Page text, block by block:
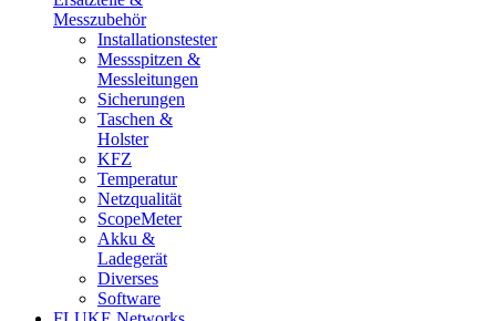
Messzubehör
Installationstester
Messspitzen &
Messleitungen
Sicherungen
Taschen &
Holster
KFZ
Temperatur
Netzqualität
ScopeMeter
Akku &
Ladegerät
Diverses
Software